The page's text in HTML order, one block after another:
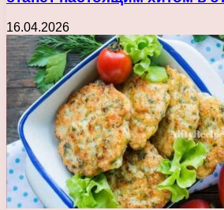
16.04.2026